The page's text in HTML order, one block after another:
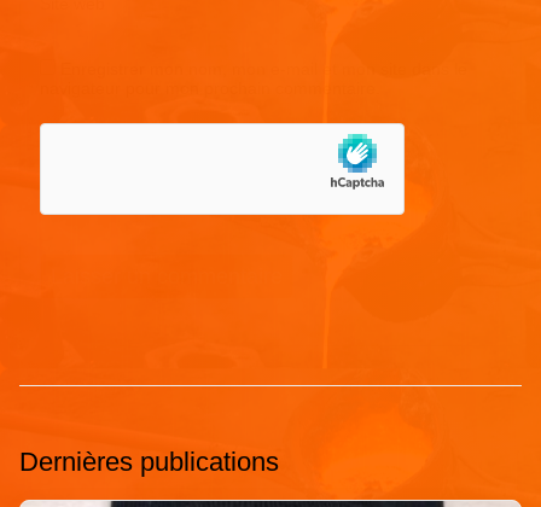
Dernières publications